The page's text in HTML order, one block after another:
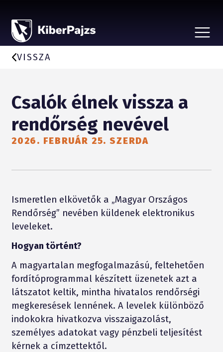
CSALÁSTÍPUSOK
HÍREK
PARTNEREKNEK
VISSZA
Csalók élnek vissza a
rendőrség nevével
2026. FEBRUÁR 25. SZERDA
Ismeretlen elkövetők a „Magyar Országos
Rendőrség” nevében küldenek elektronikus
leveleket.
Hogyan történt?
A magyartalan megfogalmazású, feltehetően
fordítóprogrammal készített üzenetek azt a
látszatot keltik, mintha hivatalos rendőrségi
megkeresések lennének. A levelek különböző
indokokra hivatkozva visszaigazolást,
személyes adatokat vagy pénzbeli teljesítést
kérnek a címzettektől.